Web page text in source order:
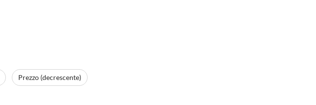
Prezzo (decrescente)